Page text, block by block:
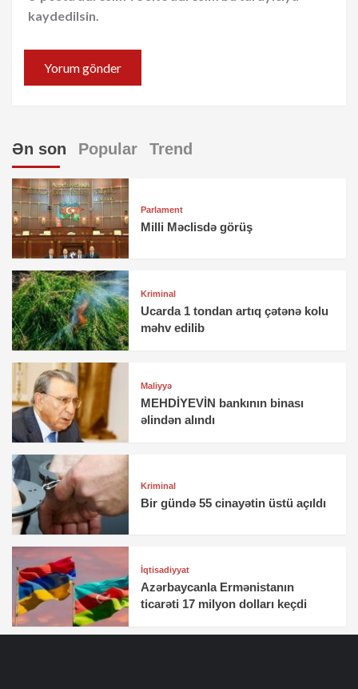
kaydedilsin.
Ən son Popular Trend
Parlament
Milli Məclisdə görüş
Kriminal
Ucarda 1 tondan artıq çətənə kolu
məhv edilib
Maliyyə
MEHDİYEVİN bankının binası
əlindən alındı
Kriminal
Bir gündə 55 cinayətin üstü açıldı
İqtisadiyyat
Azərbaycanla Ermənistanın
ticarəti 17 milyon dolları keçdi